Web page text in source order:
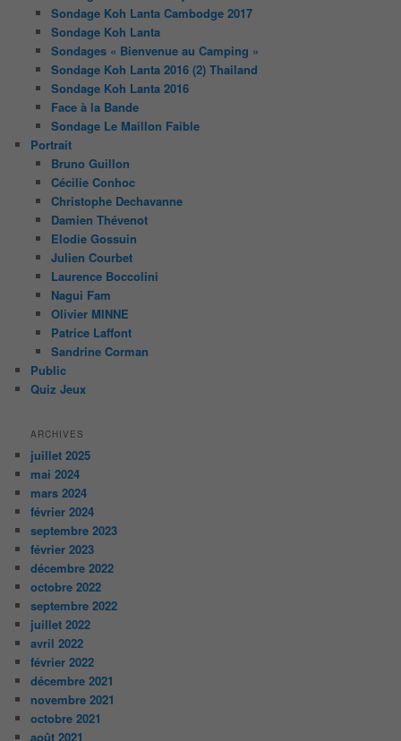
Sondage Koh Lanta Cambodge 2017
Sondage Koh Lanta
Sondages « Bienvenue au Camping »
Sondage Koh Lanta 2016 (2) Thailand
Sondage Koh Lanta 2016
Face à la Bande
Sondage Le Maillon Faible
Portrait
Bruno Guillon
Cécilie Conhoc
Christophe Dechavanne
Damien Thévenot
Elodie Gossuin
Julien Courbet
Laurence Boccolini
Nagui Fam
Olivier MINNE
Patrice Laffont
Sandrine Corman
Public
Quiz Jeux
ARCHIVES
juillet 2025
mai 2024
mars 2024
février 2024
septembre 2023
février 2023
décembre 2022
octobre 2022
septembre 2022
juillet 2022
avril 2022
février 2022
décembre 2021
novembre 2021
octobre 2021
août 2021